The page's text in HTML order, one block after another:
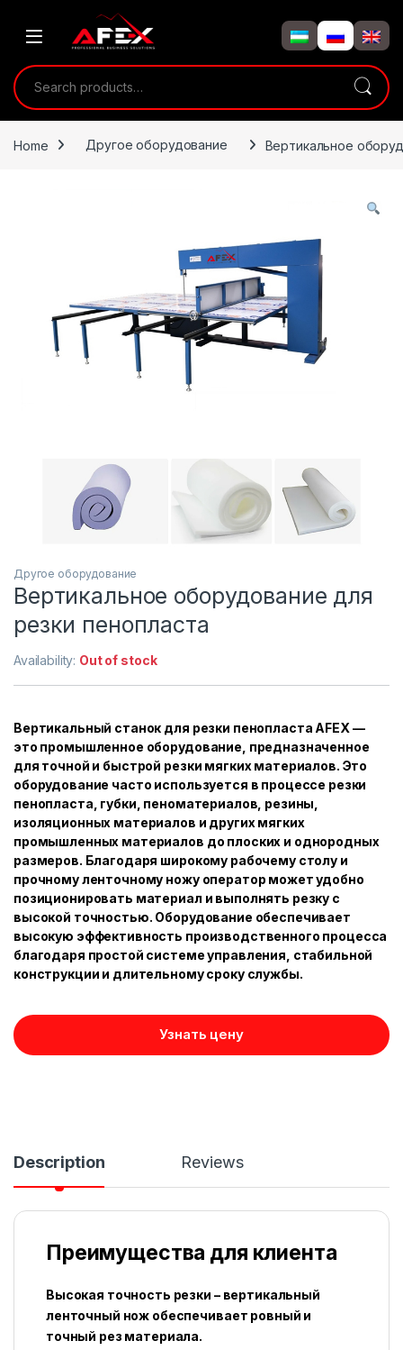
Search for:
Home Другое оборудование Вертикальное
Другое оборудование
Вертикальное оборудование для
резки пенопласта
Availability: Out of stock
Вертикальный станок для резки пенопласта AFEX —
это промышленное оборудование, предназначенное
для точной и быстрой резки мягких материалов. Это
оборудование часто используется в процессе резки
пенопласта, губки, пеноматериалов, резины,
изоляционных материалов и других мягких
промышленных материалов до плоских и однородных
размеров. Благодаря широкому рабочему столу и
прочному ленточному ножу оператор может удобно
позиционировать материал и выполнять резку с
высокой точностью. Оборудование обеспечивает
высокую эффективность производственного процесса
благодаря простой системе управления, стабильной
конструкции и длительному сроку службы.
Узнать цену
Description Reviews
Преимущества для клиента
Высокая точность резки – вертикальный
ленточный нож обеспечивает ровный и
точный рез материала.